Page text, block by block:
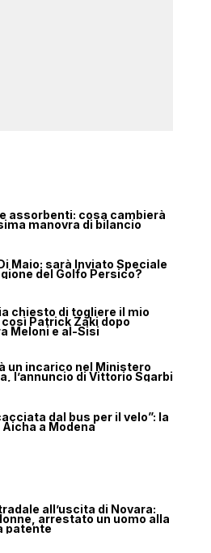
assorbenti: cosa cambierà
manovra di bilancio
Maio: sarà Inviato Speciale
del Golfo Persico?
chiesto di togliere il mio
così Patrick Zaki dopo
Meloni e al-Sisi
un incarico nel Ministero
l’annuncio di Vittorio Sgarbi
dal bus per il velo”: la
a Modena
all’uscita di Novara:
arrestato un uomo alla
patente